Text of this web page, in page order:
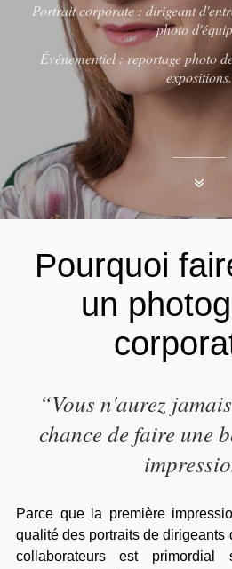
Portrait corporate : dirigeant
photo
Événementiel : reportage photo
expositions.
Pourquoi
un
“Vous n'aurez
chance de faire une
Parce que la première
qualité des portraits de dirigeants
collaborateurs est